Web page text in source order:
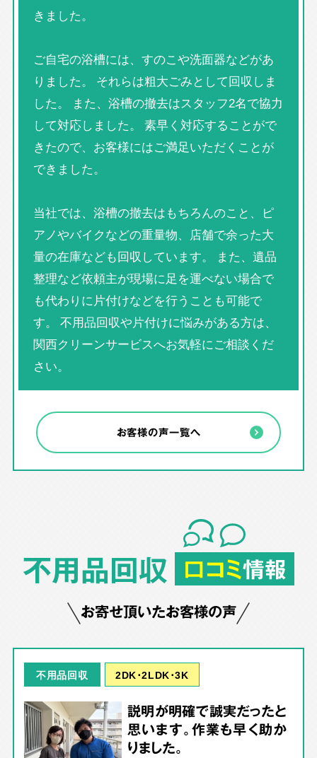
きました。
ご自宅の浴槽には、すのこや洗面器などがあ
りました。 それらは粗大ごみとして回収しま
した。 また、浴槽の撤去はスタッフ2名で協力
して対応しました。 素早く対応することがで
きたので、お客様にはご満足いただくことが
できました。
当社では、浴槽の撤去はもちろんのこと、ピ
アノやバイクなどの重量物、店舗で余った大
量の在庫なども回収しています。 また、遺品
整理など依頼主が現場に足を運べない場合で
も代わりに片付けなどを行うことも可能で
す。 不用品回収や片付けに悩みがある方は、
関西クリーンサービスへお気軽にご相談くだ
さい。
お客様の声一覧へ
不用品回収 口コミ情報
お寄せ頂いたお客様の声
不用品回収 2DK･2LDK･3K
説明が明確で誠実だったと
思います。作業も早く助か
りました。